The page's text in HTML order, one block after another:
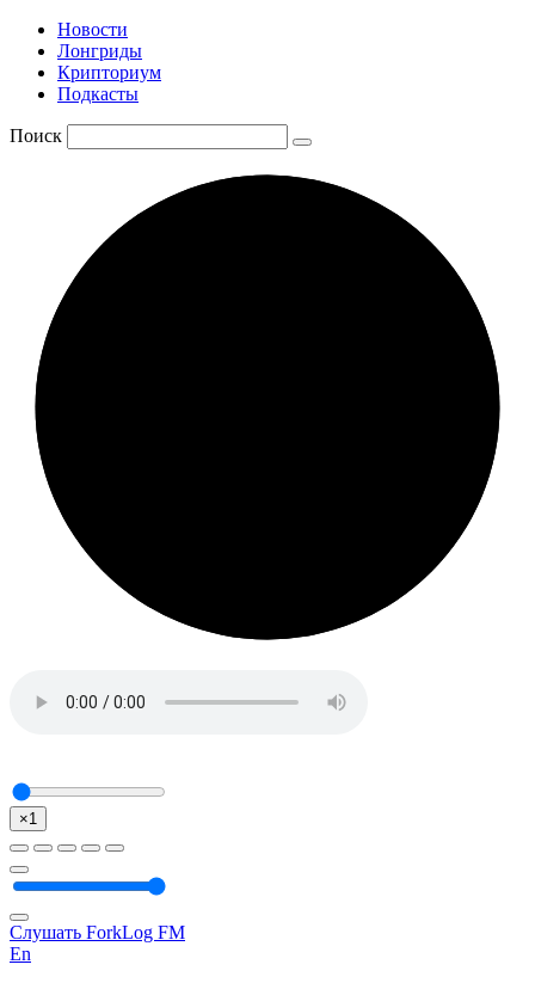
Новости
Лонгриды
Крипториум
Подкасты
Поиск
×1
Слушать ForkLog FM
En